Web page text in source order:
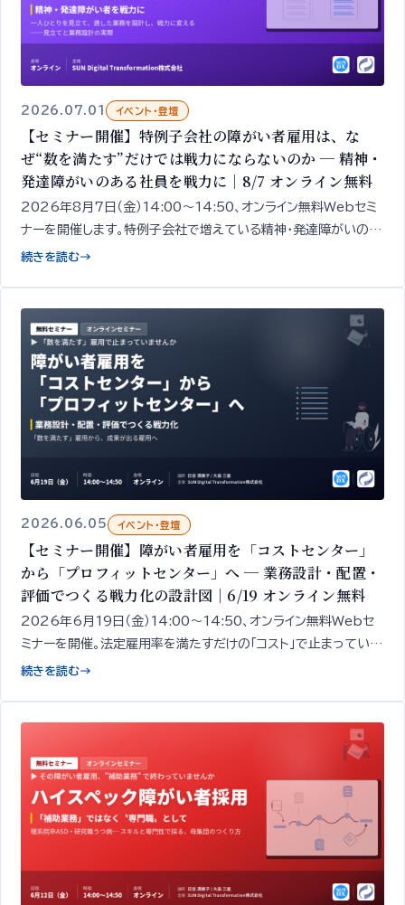
2026.07.01 イベント・登壇
【セミナー開催】特例子会社の障がい者雇用は、な
ぜ“数を満たす”だけでは戦力にならないのか ─ 精神・
発達障がいのある社員を戦力に｜8/7 オンライン無料
2026年8月7日（金）14:00〜14:50、オンライン無料Webセミ
ナーを開催します。特例子会社で増えている精神・発達障がいのあ
る社員を「戦力」に変え、特例子会社を“プロフィット化”するための
続きを読む→
2026.06.05 イベント・登壇
【セミナー開催】障がい者雇用を「コストセンター」
から「プロフィットセンター」へ ─ 業務設計・配置・
評価でつくる戦力化の設計図｜6/19 オンライン無料
2026年6月19日（金）14:00〜14:50、オンライン無料Webセ
ミナーを開催。法定雇用率を満たすだけの「コスト」で止まっている
障がい者雇用を、収益に貢献する「戦力」へ変えるための4つの実
続きを読む→